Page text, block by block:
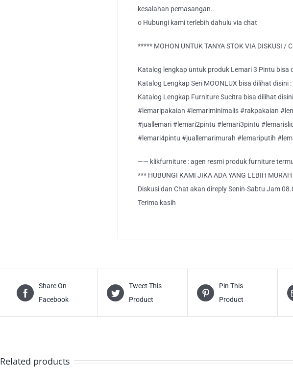
kesalahan pemasangan.
o Hubungi kami terlebih dahulu via chat
***** MOHON UNTUK TANYA STOK VIA DISKUSI /
Katalog lengkap untuk produk Lemari 3 Pintu bisa
Katalog Lengkap Seri MOONLUX bisa dilihat disini :
Katalog Lengkap Furniture Sucitra bisa dilihat
#lemaripakaian #lemariminimalis #rakpakaian
#juallemari #lemari2pintu #lemari3pintu
#lemari4pintu #juallemarimurah #lemariputih
—— klikfurniture : agen resmi produk furniture
*** HUBUNGI KAMI JIKA ADA YANG LEBIH
Diskusi dan Chat akan direply Senin-Sabtu Jam
Terima kasih
Share On
Facebook
Tweet This
Product
Pin This
Product
Related products